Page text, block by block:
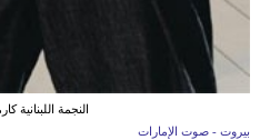
النجمة اللبنانية
بيروت - صوت الإمارات